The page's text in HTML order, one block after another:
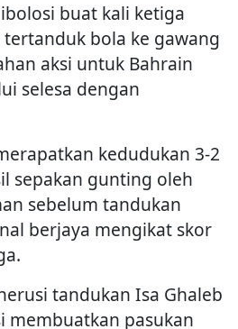
buat kali ketiga
bola ke gawang
aksi untuk Bahrain
selesa dengan
kedudukan 3-2
sepakan gunting oleh
sebelum tandukan
berjaya mengikat skor
tandukan Isa Ghaleb
membuatkan pasukan